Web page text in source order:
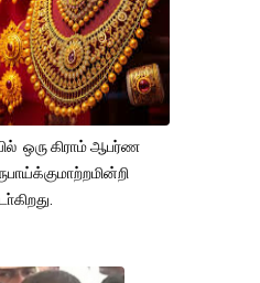
ஒரு கிராம் ஆபர்ண